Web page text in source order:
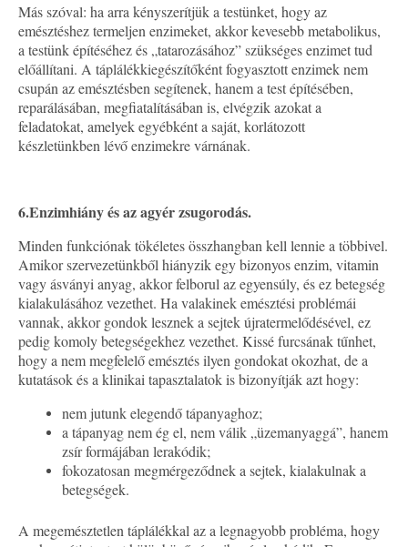
Más szóval: ha arra kényszerítjük a testünket, hogy az
emésztéshez termeljen enzimeket, akkor kevesebb metabolikus,
a testünk építéséhez és „tatarozásához” szükséges enzimet tud
előállítani. A táplálékkiegészítőként fogyasztott enzimek nem
csupán az emésztésben segítenek, hanem a test építésében,
reparálásában, megfiatalításában is, elvégzik azokat a
feladatokat, amelyek egyébként a saját, korlátozott
készletünkben lévő enzimekre várnának.
6.Enzimhiány és az agyér zsugorodás.
Minden funkciónak tökéletes összhangban kell lennie a többivel.
Amikor szervezetünkből hiányzik egy bizonyos enzim, vitamin
vagy ásványi anyag, akkor felborul az egyensúly, és ez betegség
kialakulásához vezethet. Ha valakinek emésztési problémái
vannak, akkor gondok lesznek a sejtek újratermelődésével, ez
pedig komoly betegségekhez vezethet. Kissé furcsának tűnhet,
hogy a nem megfelelő emésztés ilyen gondokat okozhat, de a
kutatások és a klinikai tapasztalatok is bizonyítják azt hogy:
nem jutunk elegendő tápanyaghoz;
a tápanyag nem ég el, nem válik „üzemanyaggá”, hanem
zsír formájában lerakódik;
fokozatosan megmérgeződnek a sejtek, kialakulnak a
betegségek.
A megemésztetlen táplálékkal az a legnagyobb probléma, hogy